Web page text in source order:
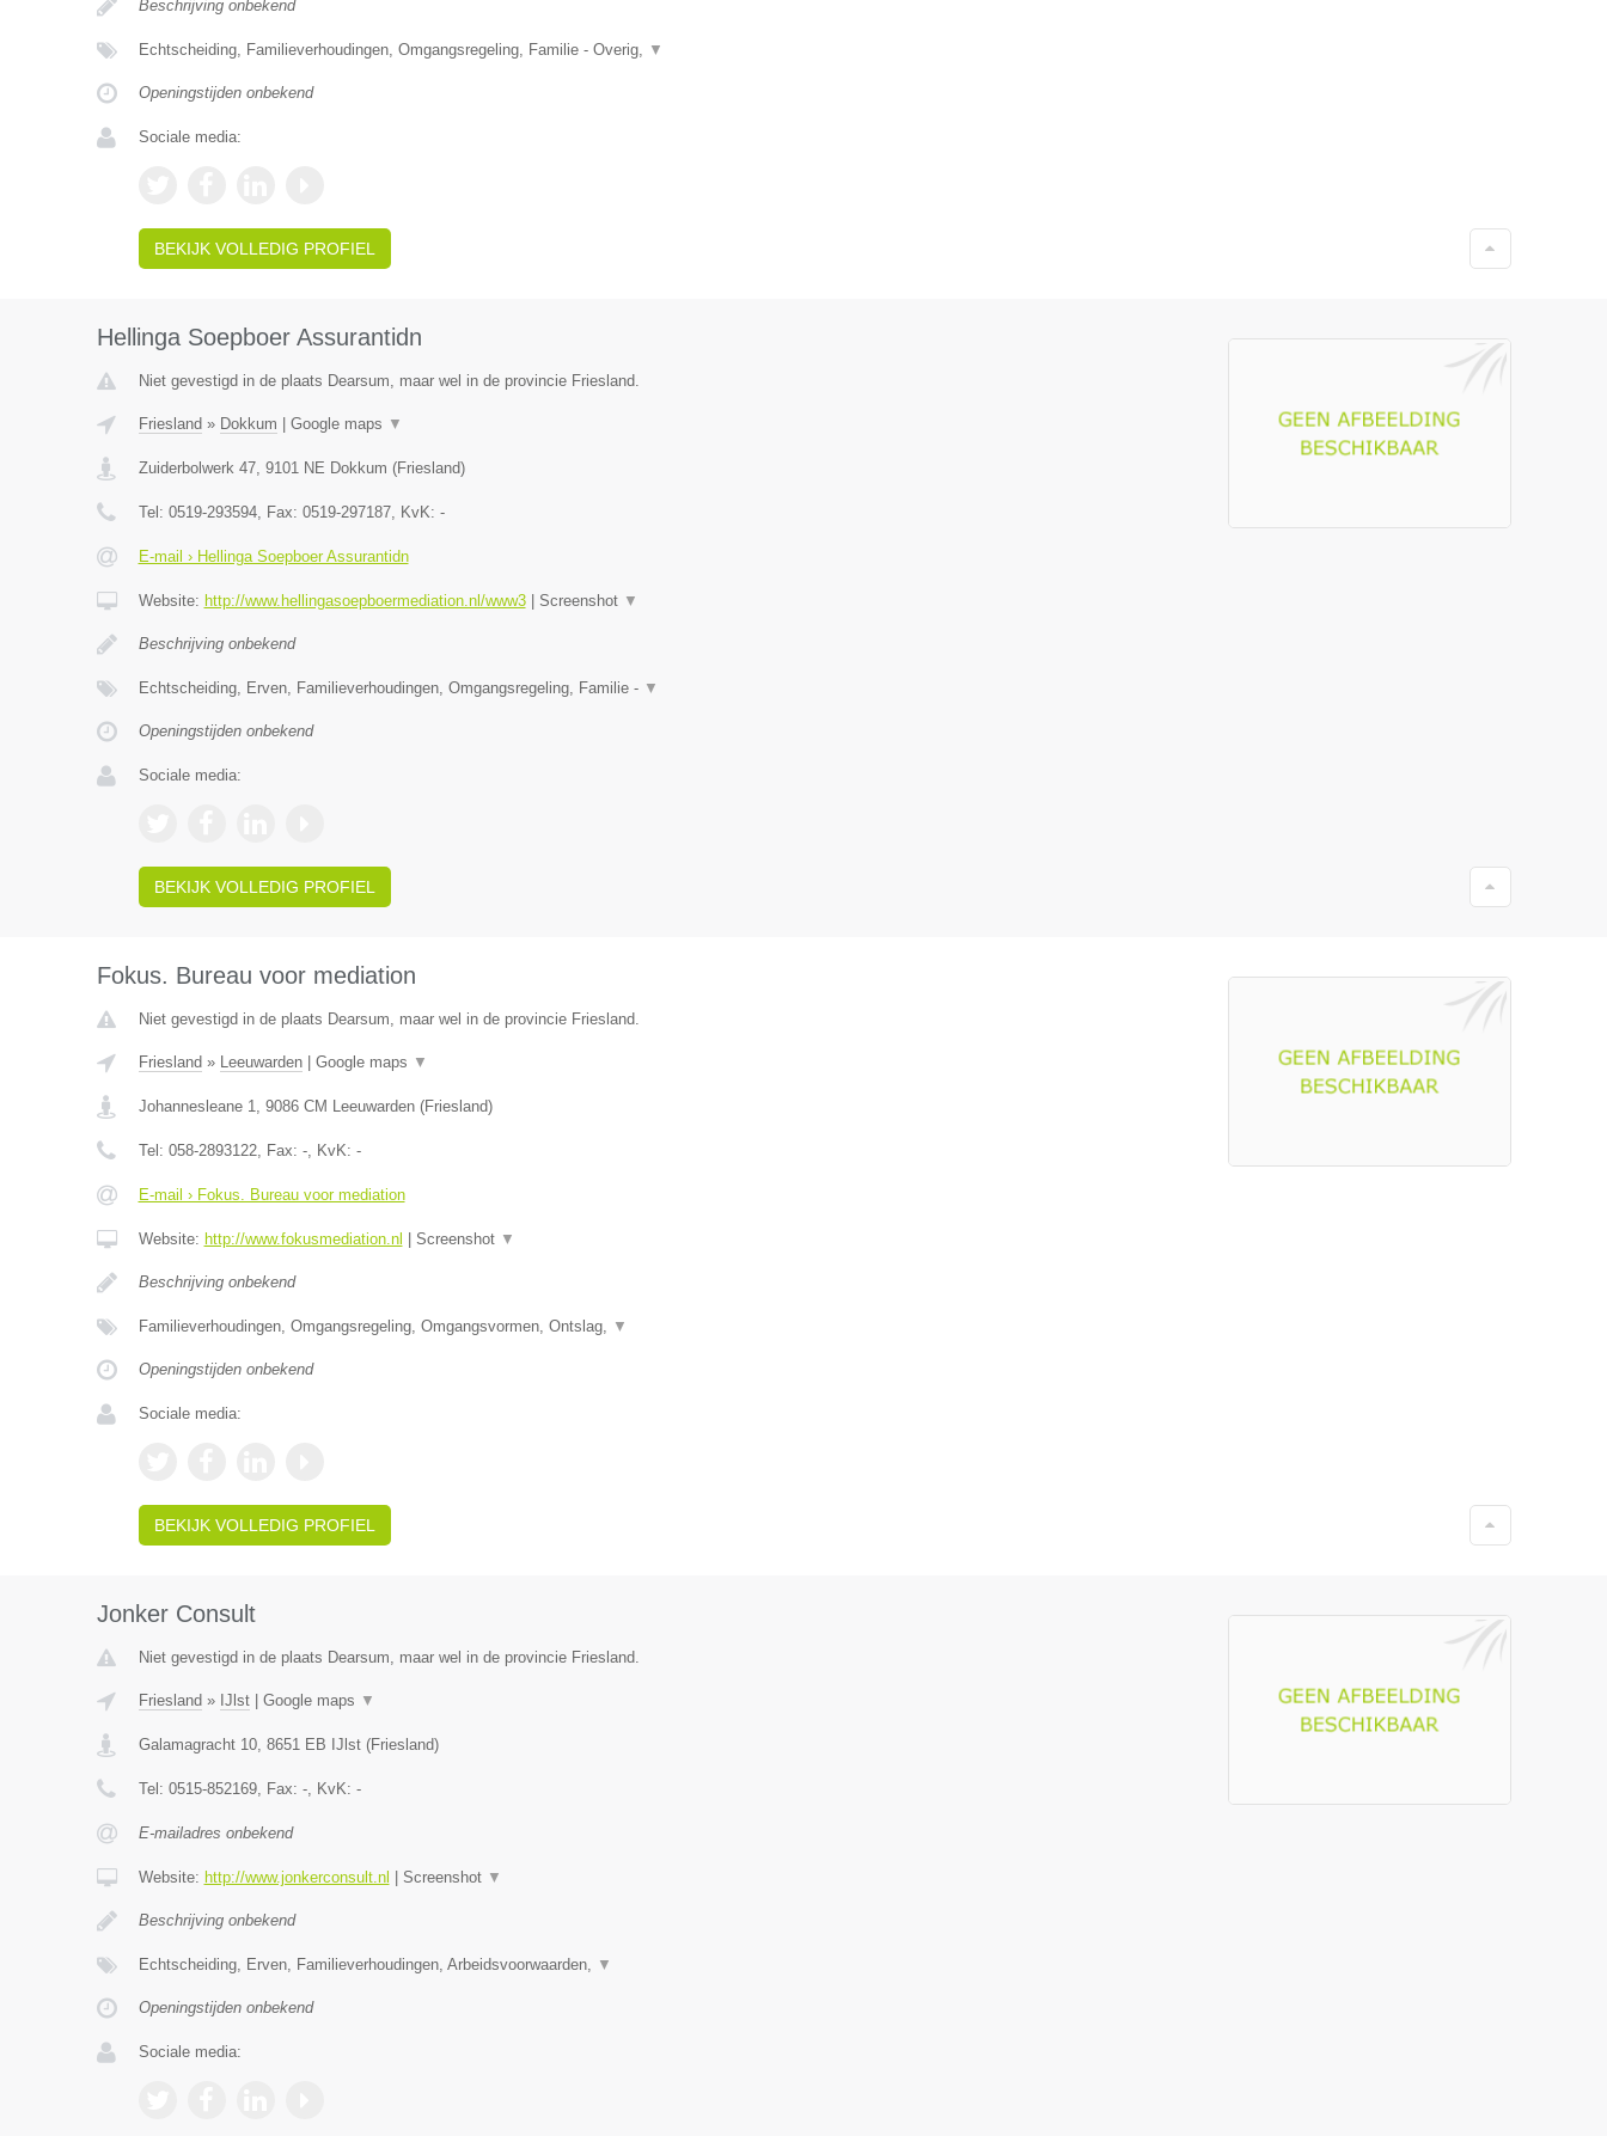
Beschrijving onbekend
Echtscheiding, Familieverhoudingen, Omgangsregeling, Familie - Overig, ▼
Openingstijden onbekend
Sociale media:
BEKIJK VOLLEDIG PROFIEL
Hellinga Soepboer Assurantidn
Niet gevestigd in de plaats Dearsum, maar wel in de provincie Friesland.
Friesland » Dokkum Google maps ▼
Zuiderbolwerk 47, 9101 NE Dokkum (Friesland)
Tel: 0519-293594, Fax: 0519-297187, KvK: -
E-mail › Hellinga Soepboer Assurantidn
Website: http://www.hellingasoepboermediation.nl/www3| Screenshot ▼
Beschrijving onbekend
Echtscheiding, Erven, Familieverhoudingen, Omgangsregeling, Familie - ▼
Openingstijden onbekend
Sociale media:
BEKIJK VOLLEDIG PROFIEL
Fokus. Bureau voor mediation
Niet gevestigd in de plaats Dearsum, maar wel in de provincie Friesland.
Friesland » Leeuwarden| Google maps ▼
Johannesleane 1, 9086 CM Leeuwarden(Friesland)
Tel: 058-2893122, Fax: -, KvK: -
E-mail › Fokus. Bureau voor mediation
Website: http://www.fokusmediation.nl Screenshot ▼
Beschrijving onbekend
Familieverhoudingen, Omgangsregeling, Omgangsvormen, Ontslag, ▼
Openingstijden onbekend
Sociale media:
BEKIJK VOLLEDIG PROFIEL
Jonker Consult
Niet gevestigd in de plaats Dearsum, maar wel in de provincie Friesland.
Friesland » IJlst| Google maps ▼
Galamagracht 10, 8651 EB IJlst(Friesland)
Tel: 0515-852169, Fax: -, KvK: -
E-mailadres onbekend
Website: http://www.jonkerconsult.nl Screenshot ▼
Beschrijving onbekend
Echtscheiding, Erven, Familieverhoudingen, Arbeidsvoorwaarden, ▼
Openingstijden onbekend
Sociale media: